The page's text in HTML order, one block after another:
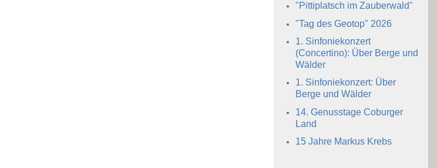
"Pittiplatsch im Zauberwald"
"Tag des Geotop" 2026
1. Sinfoniekonzert
(Concertino): Über Berge und
Wälder
1. Sinfoniekonzert: Über
Berge und Wälder
14. Genusstage Coburger
Land
15 Jahre Markus Krebs